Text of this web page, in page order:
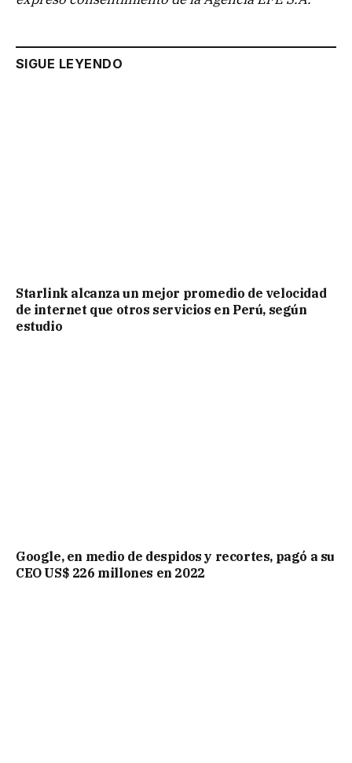
SIGUE LEYENDO
Starlink alcanza un mejor promedio de velocidad
de internet que otros servicios en Perú, según
estudio
Google, en medio de despidos y recortes, pagó a su
CEO US$ 226 millones en 2022